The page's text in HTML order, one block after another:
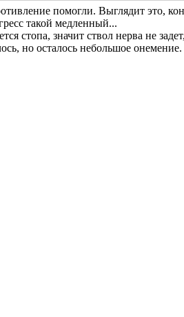
помогли. Выглядит это,
такой медленный...
стопа, значит ствол нерва не
но осталось небольшое онемение.